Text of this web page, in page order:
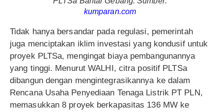
kumparan.com
Tidak hanya bersandar pada regulasi, pemerintah
juga menciptakan iklim investasi yang kondusif untuk
proyek PLTSa, mengingat biaya pembangunannya
yang tinggi. Menurut WALHI, citra positif PLTSa
dibangun dengan mengintegrasikannya ke dalam
Rencana Usaha Penyediaan Tenaga Listrik PT PLN,
memasukkan 8 proyek berkapasitas 136 MW ke